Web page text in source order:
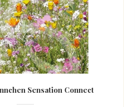
Sensation Connect